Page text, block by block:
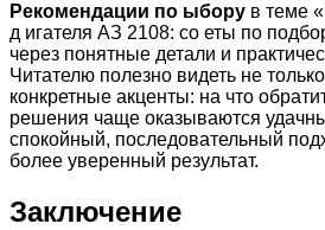
Рекомендации по ыбору в теме
д игателя АЗ 2108: со еты по
через понятные детали и
Читателю полезно видеть не
конкретные акценты: на что
решения чаще оказываются
спокойный, последовательный
более уверенный результат.
Заключение